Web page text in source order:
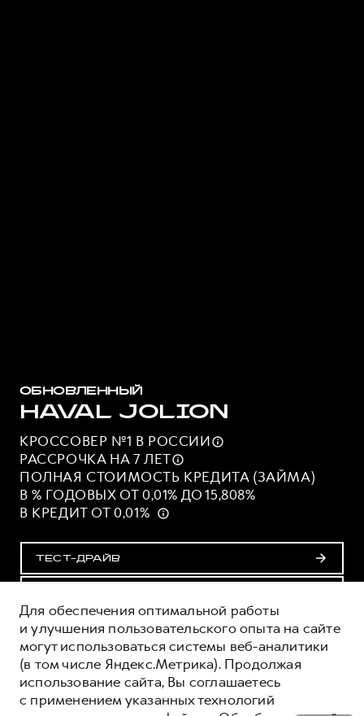
ОБНОВЛЕННЫЙ
HAVAL JOLION
КРОССОВЕР №1 В РОССИИ
РАССРОЧКА НА 7 ЛЕТ
ПОЛНАЯ СТОИМОСТЬ КРЕДИТА (ЗАЙМА)
В % ГОДОВЫХ ОТ 0,01% ДО 15,808%
В КРЕДИТ ОТ 0,01%
ТЕСТ-ДРАЙВ
ОЦЕНИВАЙТЕ СВОИ ФИНАНСОВЫЕ
ВОЗМОЖНОСТИ И РИСКИ
ИЗУЧИТЕ ВСЕ УСЛОВИЯ КРЕДИТА (ЗАЙМА) НА
САЙТЕ:
Для обеспечения оптимальной работы
и улучшения пользовательского опыта на сайте
могут использоваться системы веб-аналитики
(в том числе Яндекс.Метрика). Продолжая
использование сайта, Вы соглашаетесь
с применением указанных технологий